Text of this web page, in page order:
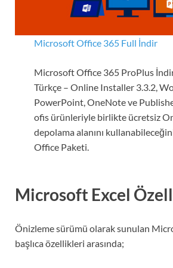
Microsoft Office 365 Full İndir
Microsoft Office 365 ProPlus
Türkçe – Online Installer 3.3.2,
PowerPoint, OneNote ve
ofis ürünleriyle birlikte ücretsiz
depolama alanını
Office Paketi.
Microsoft Excel
Önizleme sürümü olarak sunulan
başlıca özellikleri arasında;